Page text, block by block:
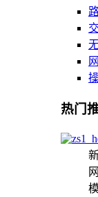
热门